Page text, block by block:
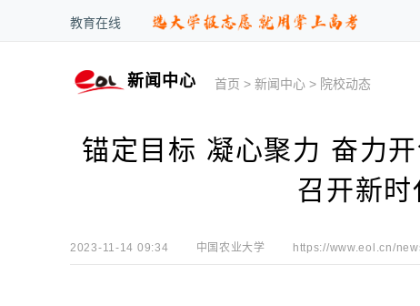
教育在线
新闻中心 首页 >新闻中心 > 院校动态
锚定目标 凝心聚力 奋力
召开新
2023-11-14 09:34 中国农业大学 https://www.eol.cn/